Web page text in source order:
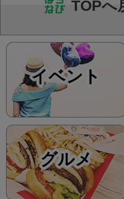
TOPへ
イベント
グルメ